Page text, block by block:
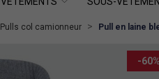
Pulls col camionneur Pull en laine
-60%